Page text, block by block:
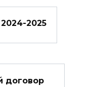
2025
договор